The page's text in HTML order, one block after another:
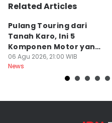
Related Articles
Pulang Touring dari
Tanah Karo, Ini 5
Komponen Motor yang
Wajib Dicek
06 Agu 2026, 21:00 WIB
News